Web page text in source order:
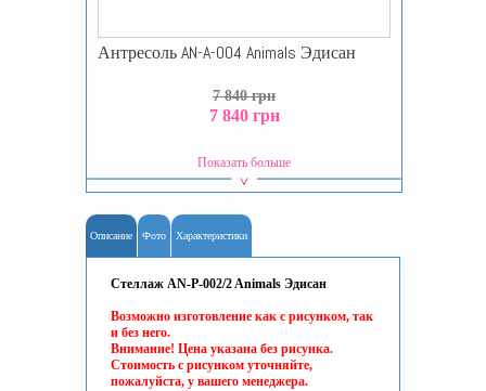
Антресоль AN-A-004 Animals Эдисан
7 840 грн
7 840 грн
Показать больше
Описание Фото Характеристики
Стеллаж AN-P-002/2 Animals Эдисан
Возможно изготовление как с рисунком, так
и без него.
Внимание! Цена указана без рисунка.
Стоимость с рисунком уточняйте,
пожалуйста, у вашего менеджера.